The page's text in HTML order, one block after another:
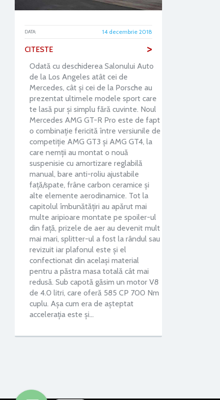
DATA: 14 decembrie 2018
CITESTE >
Odată cu deschiderea Salonului Auto
de la Los Angeles atât cei de
Mercedes, cât și cei de la Porsche au
prezentat ultimele modele sport care
te lasă pur și simplu fără cuvinte. Noul
Mercedes AMG GT-R Pro este de fapt
o combinație fericită între versiunile de
competiție AMG GT3 și AMG GT4, la
care nemții au montat o nouă
suspenisie cu amortizare reglabilă
manual, bare anti-roliu ajustabile
față/spate, frâne carbon ceramice și
alte elemente aerodinamice. Tot la
capitolul îmbunătățiri au apărut mai
multe aripioare montate pe spoiler-ul
din față, prizele de aer au devenit mult
mai mari, splitter-ul a fost la rândul sau
revizuit iar plafonul este și el
confectionat din același material
pentru a păstra masa totală cât mai
redusă. Sub capotă găsim un motor V8
de 4.0 litri, care oferă 585 CP 700 Nm
cuplu. Așa cum era de așteptat
accelerația este și…